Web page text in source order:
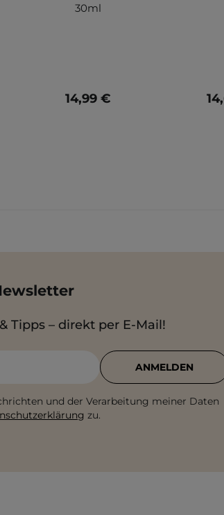
30ml
14,99 €
Tipps – direkt per E-Mail!
und der Verarbeitung meiner Daten
zu.
ANMELDEN